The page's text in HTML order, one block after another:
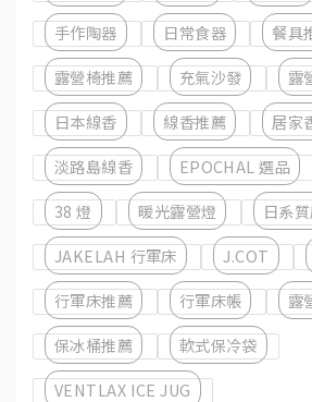
手作陶器
日常食器
餐具
露營椅推薦
充氣沙發
露
日本線香
線香推薦
居家
淡路島線香
EPOCHAL 選品
38 燈
暖光露營燈
日系
JAKELAH 行軍床
J.COT
行軍床推薦
行軍床帳
露
保冰桶推薦
軟式保冷袋
VENTLAX ICE JUG